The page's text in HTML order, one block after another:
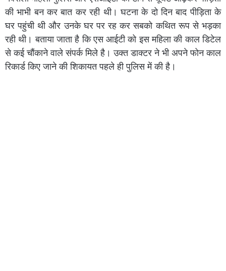
की भाभी बन कर बात कर रही थी। घटना के दो दिन बाद पीड़िता के
घर पहुंची थी और उनके घर पर रह कर सबको कथित रूप से भड़का
रही थी। बताया जाता है कि एस आईटी को इस महिला की काल डिटेल
से कई चौंकाने वाले संपर्क मिले है। उक्त डाक्टर ने भी अपने फोन काल
रिकार्ड किए जाने की शिकायत पहले ही पुलिस में की है।